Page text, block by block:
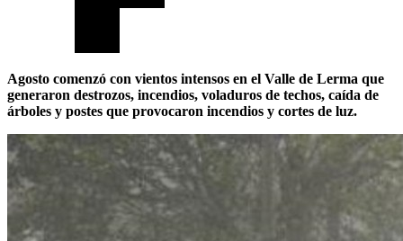
Agosto comenzó con vientos intensos en el Valle de Lerma que
generaron destrozos, incendios, voladuros de techos, caída de
árboles y postes que provocaron incendios y cortes de luz.